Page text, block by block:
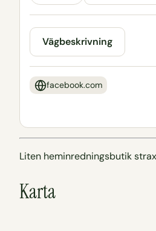
Vägbeskrivning
facebook.com
Liten heminredningsbutik
Karta